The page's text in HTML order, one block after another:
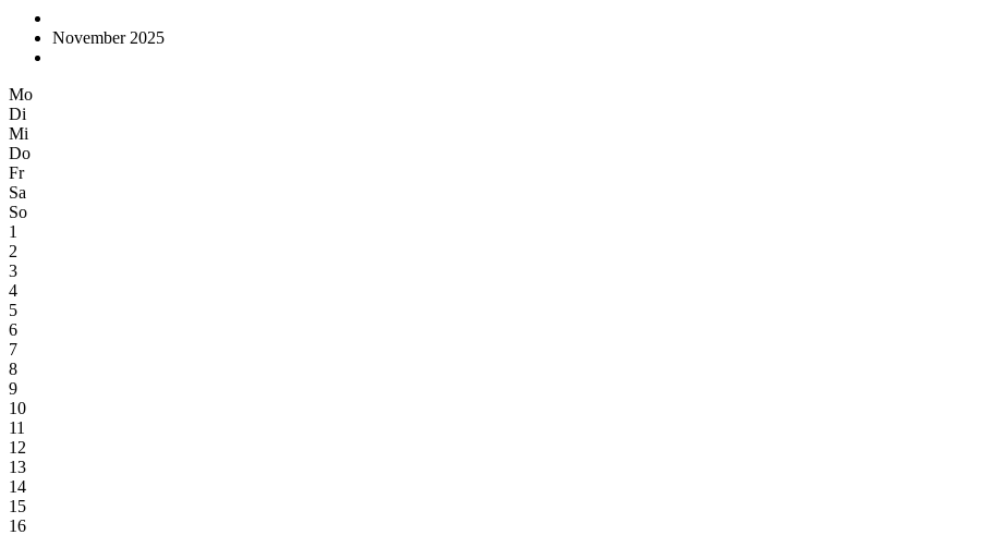
November 2025
Mo
Di
Mi
Do
Fr
Sa
So
1
2
3
4
5
6
7
8
9
10
11
12
13
14
15
16